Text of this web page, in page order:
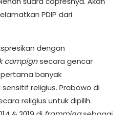
PDIP dari
dengan
campignsecara gencar
banyak
religius. Prabowo di
religius untuk dipilih.